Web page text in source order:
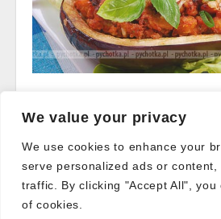
We value your privacy
We use cookies to enhance your
serve personalized ads or
traffic. By clicking "Accept All",
of cookies.
Post
navigation
← Older posts